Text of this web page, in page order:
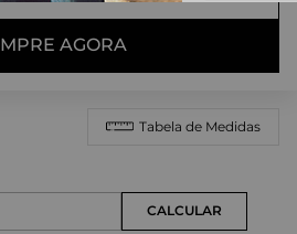
AGORA
Tabela de Medidas